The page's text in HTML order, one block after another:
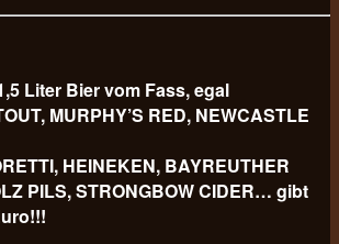
Liter Bier vom Fass, egal
MURPHY’S RED, NEWCASTLE
HEINEKEN, BAYREUTHER
PILS, STRONGBOW CIDER… gibt